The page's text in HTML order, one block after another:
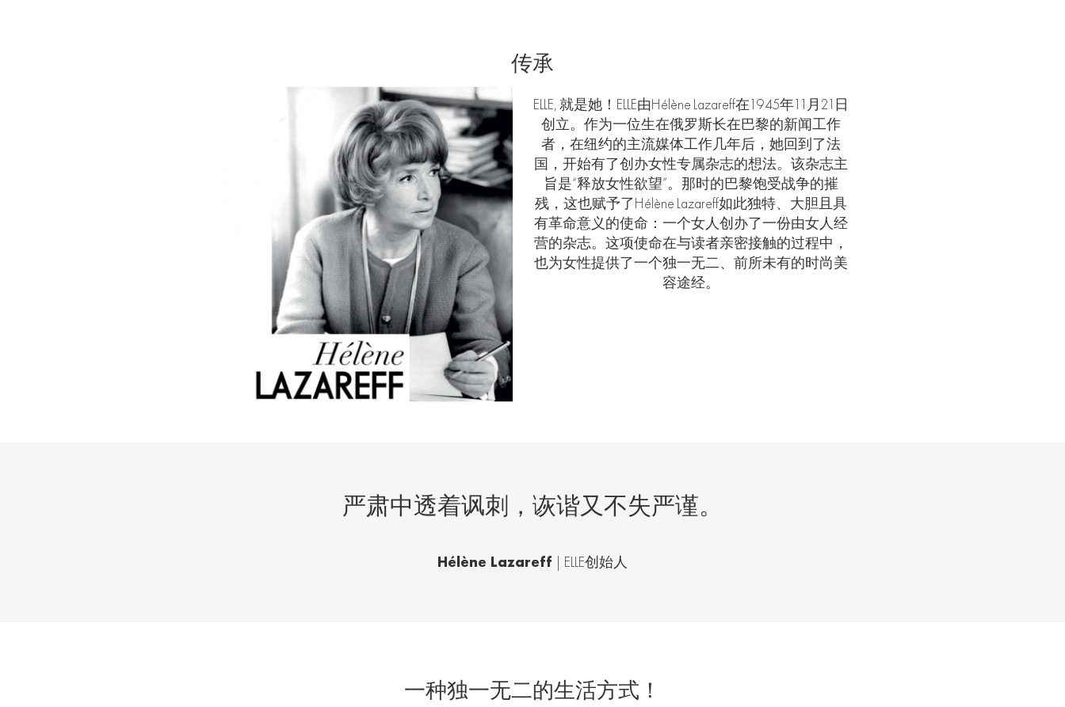
传承
ELLE, 就是她！ ELLE由 Hélène Lazareff在 1945年 月 21
日
创立。作为一位生在俄罗斯长在巴黎的新闻工作
者，在纽约的主流媒体工作几年后，她回到了法
国，开始有了创办女性专属杂志的想法。该杂志主
旨是“释放女性欲望”。那时的巴黎饱受战争的摧
残，这也赋予了 Hélène Lazareff如此独特、大胆且具
有革命意义的使命：一个女人创办了一份由女人经
营的杂志。这项使命在与读者亲密接触的过程中，
也为女性提供了一个独一无二、前所未有的时尚美
容途经。
严肃中透着讽刺，诙谐又不失严谨。
Hélène Lazareff | ELLE创始人
一种独一无二的生活方式！